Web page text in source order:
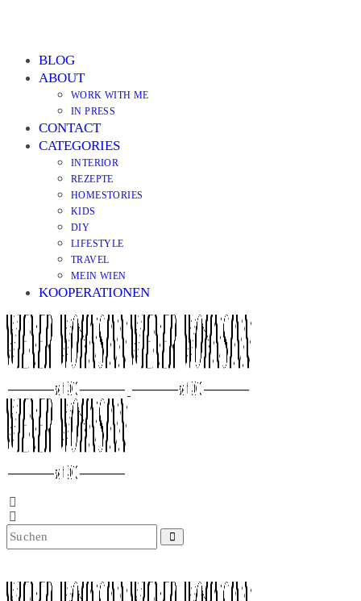
BLOG
ABOUT
WORK WITH ME
IN PRESS
CONTACT
CATEGORIES
INTERIOR
REZEPTE
HOMESTORIES
KIDS
DIY
LIFESTYLE
TRAVEL
MEIN WIEN
KOOPERATIONEN